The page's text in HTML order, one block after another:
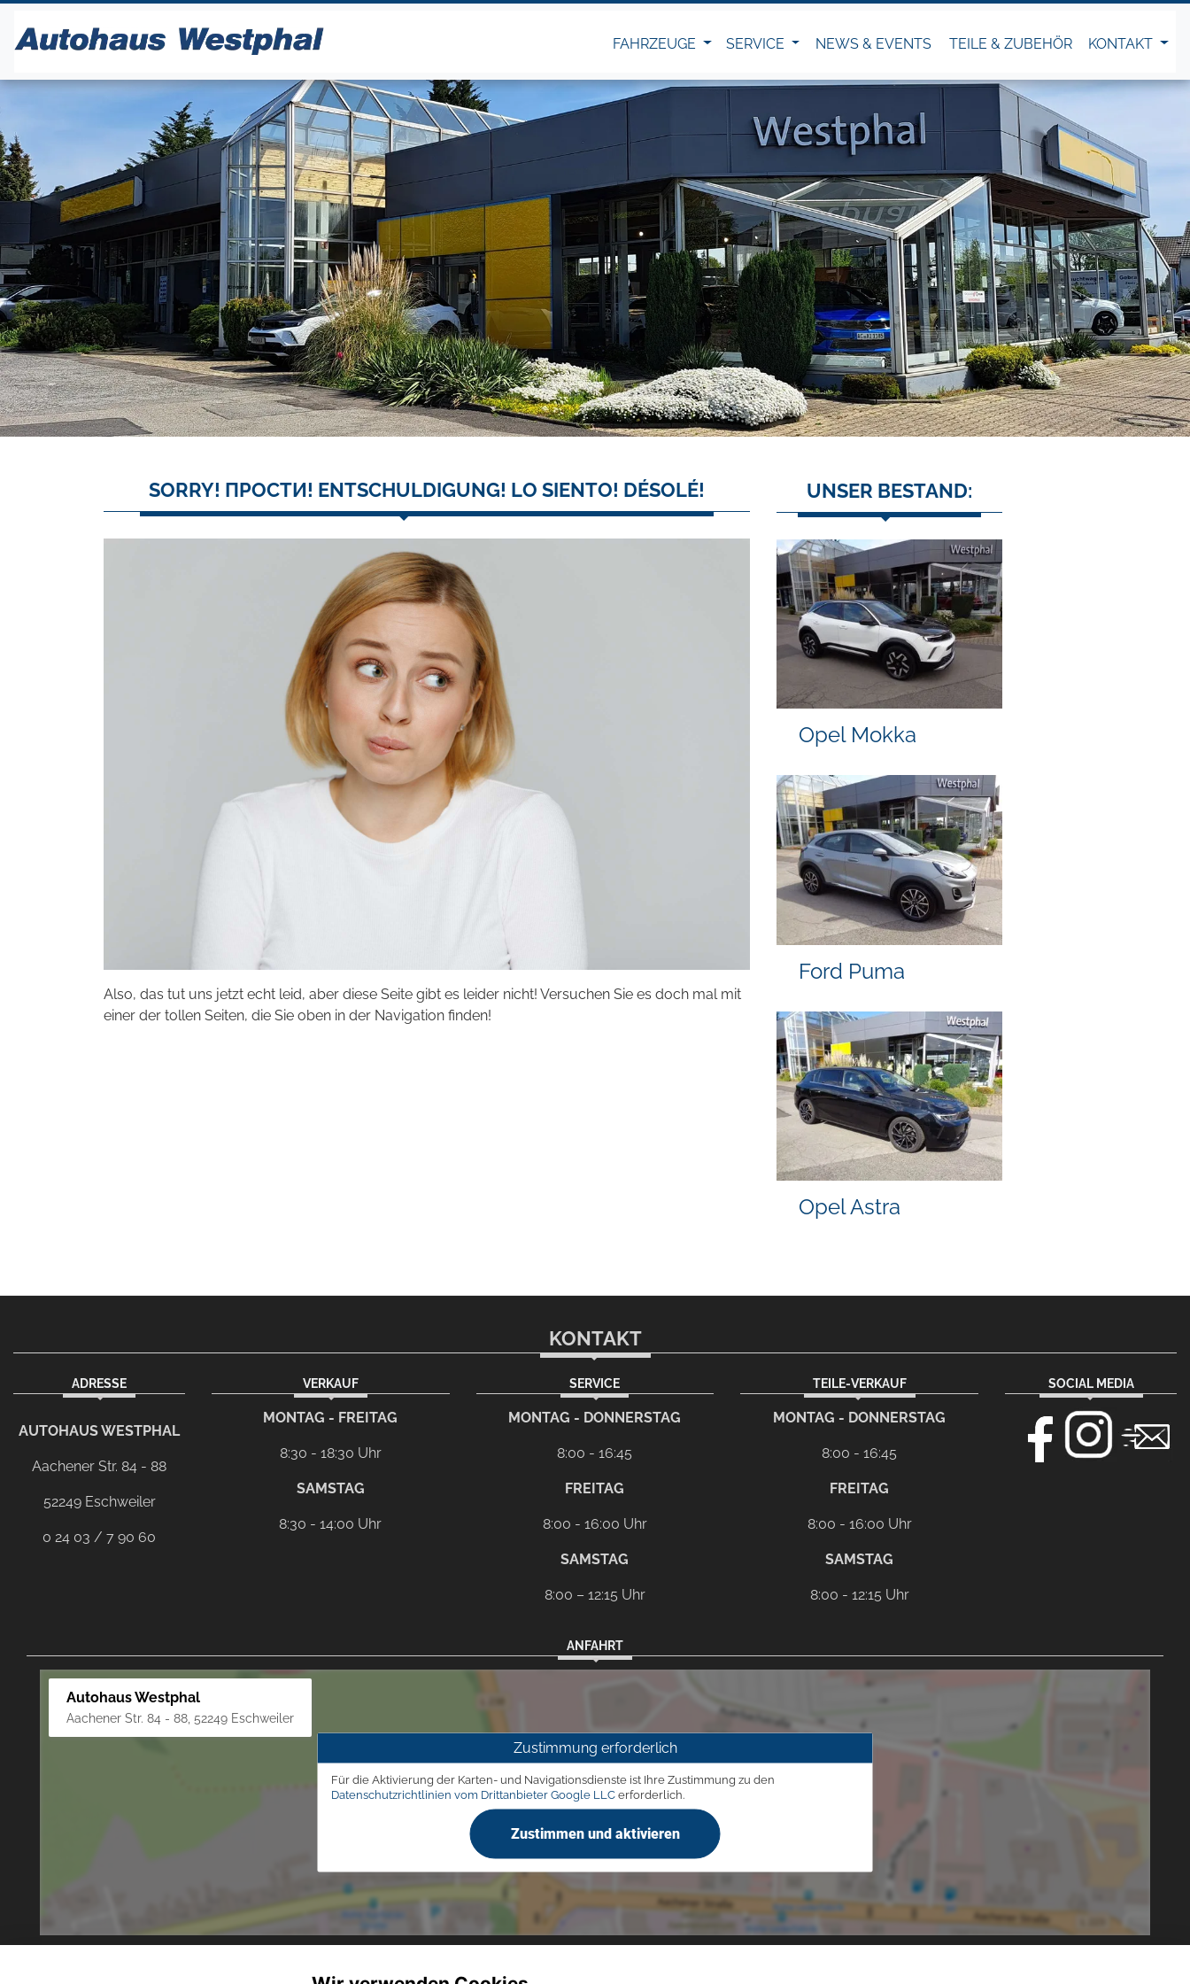
FAHRZEUGE SERVICE NEWS & EVENTS TEILE & ZUBEHÖR KONTAKT
SORRY! ПРОСТИ! ENTSCHULDIGUNG! LO SIENTO! DÉSOLÉ!
Also, das tut uns jetzt echt leid, aber diese Seite gibt es leider nicht! Versuchen Sie es doch mal mit
einer der tollen Seiten, die Sie oben in der Navigation finden!
UNSER BESTAND:
Opel Mokka
Ford Puma
Opel Astra
KONTAKT
ADRESSE
AUTOHAUS WESTPHAL
Aachener Str. 84 - 88
52249 Eschweiler
0 24 03 / 7 90 60
VERKAUF
MONTAG - FREITAG
8:30 - 18:30 Uhr
SAMSTAG
8:30 - 14:00 Uhr
SERVICE
MONTAG - DONNERSTAG
8:00 - 16:45
FREITAG
8:00 - 16:00 Uhr
SAMSTAG
8:00 – 12:15 Uhr
TEILE-VERKAUF
MONTAG - DONNERSTAG
8:00 - 16:45
FREITAG
8:00 - 16:00 Uhr
SAMSTAG
8:00 - 12:15 Uhr
SOCIAL MEDIA
Dieser Link führt zu Ihrem eMail-Programm
ANFAHRT
Autohaus Westphal
Aachener Str. 84 - 88, 52249 Eschweiler
Zustimmung erforderlich
Für die Aktivierung der Karten- und Navigationsdienste ist Ihre Zustimmung zu den
Datenschutzrichtlinien vom Drittanbieter Google LLCerforderlich.
Zustimmen und aktivieren